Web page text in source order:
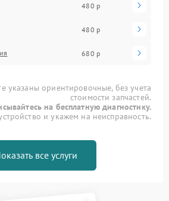
480 р
480 р
680 р
указаны ориентировочные, без учета
стоимости запчастей.
на бесплатную диагностику.
и укажем на неисправность.
все услуги